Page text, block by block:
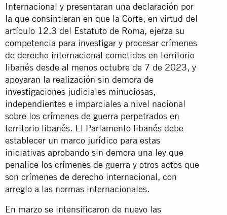
Internacional y presentaran una declaración por
la que consintieran en que la Corte, en virtud del
artículo 12.3 del Estatuto de Roma, ejerza su
competencia para investigar y procesar crímenes
de derecho internacional cometidos en territorio
libanés desde al menos octubre de 7 de 2023, y
apoyaran la realización sin demora de
investigaciones judiciales minuciosas,
independientes e imparciales a nivel nacional
sobre los crímenes de guerra perpetrados en
territorio libanés. El Parlamento libanés debe
establecer un marco jurídico para estas
iniciativas aprobando sin demora una ley que
penalice los crímenes de guerra y otros actos que
son crímenes de derecho internacional, con
arreglo a las normas internacionales.
En marzo se intensificaron de nuevo las